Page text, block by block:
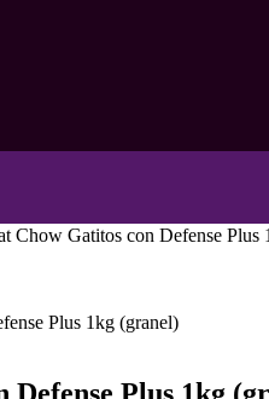
Chow Gatitos con Defense Plus